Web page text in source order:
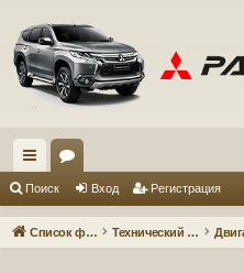
с
ы ум
Поиск Вход Регистрация
Список форумов Технический форум